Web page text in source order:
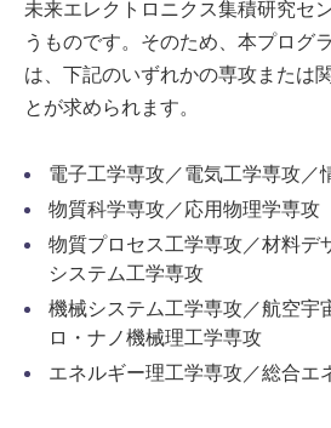
未来エレクトロニクス集積研究セ
うものです。そのため、本プログ
は、下記のいずれかの専攻または
とが求められます。
電子工学専攻／電気工学専攻／
物質科学専攻／応用物理学専攻
物質プロセス工学専攻／材料デ
システム工学専攻
機械システム工学専攻／航空宇
ロ・ナノ機械理工学専攻
エネルギー理工学専攻／総合エ